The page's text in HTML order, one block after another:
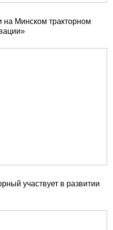
на Минском тракторном
участвует в развитии